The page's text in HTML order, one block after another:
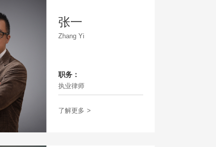
张一
Zhang Yi
职务：
执业律师
了解更多 >